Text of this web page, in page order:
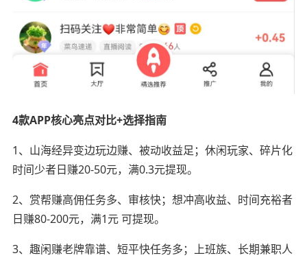
4款APP核心亮点对比+选择指南
1、山海经异变边玩边赚、被动收益足；休闲玩家、碎片化
时间少者日赚20-50元，满0.3元提现。
2、赏帮赚高佣任务多、审核快；想冲高收益、时间充裕者
日赚80-200元，满1元 可提现。
3、趣闲赚老牌靠谱、短平快任务多；上班族、长期兼职人